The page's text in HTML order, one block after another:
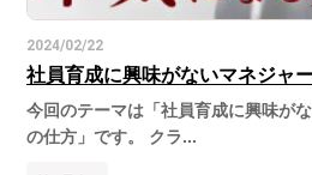
2024/02/22
社員育成に興味がないマネジャ
今回のテーマは「社員育成に興味が
の仕方」です。 クラ...